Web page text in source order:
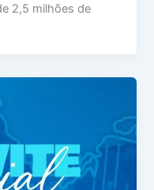
2,5 milhões de